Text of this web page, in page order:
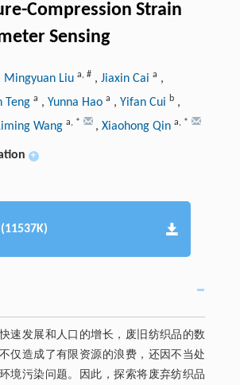
Compression Strain
Sensing
Mingyuan Liu a, #, Jiaxin Cai a ,
Teng a , Yunna Hao a , Yifan Cui b,
Wang a, * , Xiaohong Qin a, *
+
(11537K)
速发展和人口的增长，废旧纺织品的数
仅造成了有限资源的浪费，还因不当处
境污染问题。因此，探索将废弃纺织品